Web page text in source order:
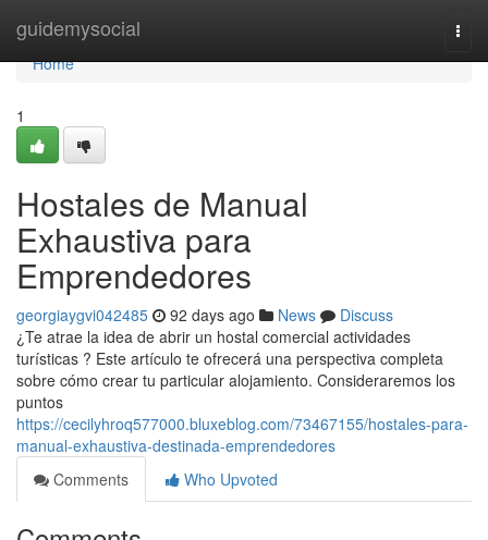
guidemysocial
Home
Home
1
Hostales de Manual
Exhaustiva para
Emprendedores
georgiaygvi042485 92 days ago News
Discuss
¿Te atrae la idea de abrir un hostal comercial actividades
turísticas ? Este artículo te ofrecerá una perspectiva completa
sobre cómo crear tu particular alojamiento. Consideraremos los
puntos
https://cecilyhroq577000.bluxeblog.com/73467155/hostales-para-
manual-exhaustiva-destinada-emprendedores
Comments
Who Upvoted